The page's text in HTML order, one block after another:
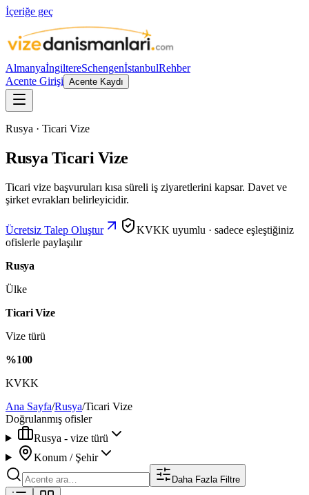
İçeriğe geç
AlmanyaİngiltereSchengenİstanbulRehber
Acente Girişi Acente Kaydı
Rusya · Ticari Vize
Rusya Ticari Vize
Ticari vize başvuruları kısa süreli iş ziyaretlerini kapsar. Davet ve
şirket evrakları belirleyicidir.
Ücretsiz Talep Oluştur
KVKK uyumlu · sadece eşleştiğiniz
ofislerle paylaşılır
Rusya
Ülke
Ticari Vize
Vize türü
%100
KVKK
Ana Sayfa/Rusya/Ticari Vize
Doğrulanmış ofisler
Rusya - vize türü
Konum / Şehir
Daha Fazla Filtre